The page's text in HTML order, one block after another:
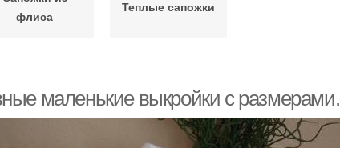
флиса
Теплые сапожки
маленькие выкройки с размерами.